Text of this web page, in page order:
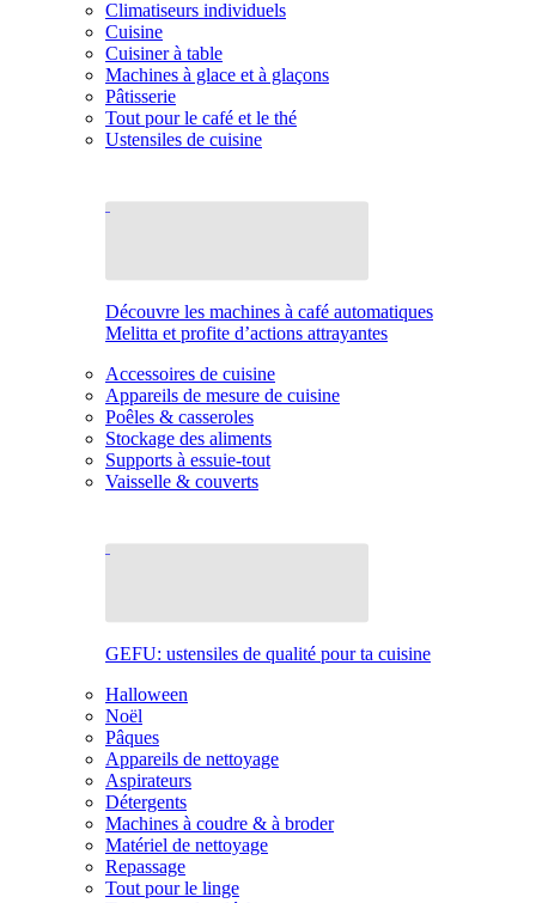
Climatiseurs individuels
Cuisine
Cuisiner à table
Machines à glace et à glaçons
Pâtisserie
Tout pour le café et le thé
Ustensiles de cuisine
Découvre les machines à café automatiques
Melitta et profite d’actions attrayantes
Accessoires de cuisine
Appareils de mesure de cuisine
Poêles & casseroles
Stockage des aliments
Supports à essuie-tout
Vaisselle & couverts
GEFU: ustensiles de qualité pour ta cuisine
Halloween
Noël
Pâques
Appareils de nettoyage
Aspirateurs
Détergents
Machines à coudre & à broder
Matériel de nettoyage
Repassage
Tout pour le linge